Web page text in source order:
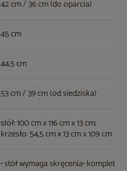
42 cm / 36 cm (do oparcia)
45 cm
44,5 cm
53 cm / 39 cm (od siedziska)
stół: 100 cm x 116 cm x 13 cm;
krzesło: 54,5 cm x 13 cm x 109 cm
• stół wymaga skręcenia• komplet